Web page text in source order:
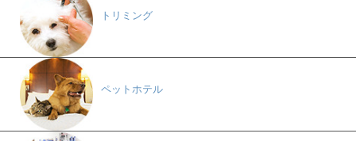
トリミング
ペットホテル